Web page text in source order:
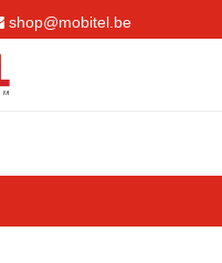
shop@mobitel.be